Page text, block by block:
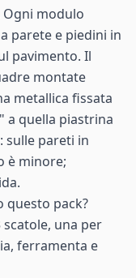
modulo
parete e piedini in
pavimento. Il
montate
metallica fissata
a quella piastrina
sulle pareti in
è minore;
questo pack?
una per
ferramenta e